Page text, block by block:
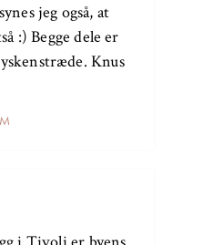
jeg også, at
:) Begge dele er
Knus